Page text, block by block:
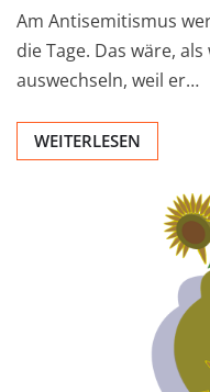
Am Antisemitismus
die Tage. Das wäre,
auswechseln, weil er…
WEITERLESEN